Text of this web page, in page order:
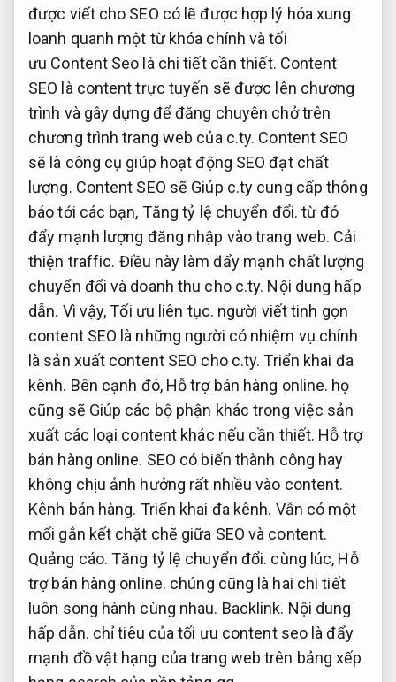
được viết cho SEO có lẽ được hợp lý hóa xung
loanh quanh một từ khóa chính và tối
ưu Content Seo là chi tiết cần thiết. Content
SEO là content trực tuyến sẽ được lên chương
trình và gây dựng để đăng chuyên chở trên
chương trình trang web của c.ty. Content SEO
sẽ là công cụ giúp hoạt động SEO đạt chất
lượng. Content SEO sẽ Giúp c.ty cung cấp thông
báo tới các bạn, Tăng tỷ lệ chuyển đổi. từ đó
đẩy mạnh lượng đăng nhập vào trang web. Cải
thiện traffic. Điều này làm đẩy mạnh chất lượng
chuyển đổi và doanh thu cho c.ty. Nội dung hấp
dẫn. Vì vậy,Tối ưu liên tục. người viết tinh gọn
content SEO là những người có nhiệm vụ chính
là sản xuất content SEO cho c.ty.Triển khai đa
kênh. Bên cạnh đó, Hỗ trợ bán hàng online. họ
cũng sẽ Giúp các bộ phận khác trong việc sản
xuất các loại content khác nếu cần thiết. Hỗ trợ
bán hàng online. SEO có biến thành công hay
không chịu ảnh hưởng rất nhiều vào content.
Kênh bán hàng. Triển khai đa kênh. Vẫn có một
mối gắn kết chặt chẽ giữa SEO và content.
Quảng cáo. Tăng tỷ lệ chuyển đổi. cùng lúc, Hỗ
trợ bán hàng online. chúng cũng là hai chi tiết
luôn song hành cùng nhau. Backlink. Nội dung
hấp dẫn. chỉ tiêu của tối ưu content seo là đẩy
mạnh đồ vật hạng của trang web trên bảng xếp